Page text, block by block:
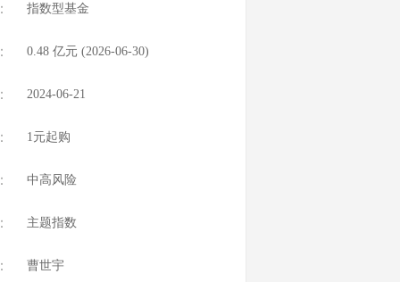
指数型基金
0.48 亿元 (2026-06-30)
2024-06-21
1元起购
中高风险
主题指数
曹世宇